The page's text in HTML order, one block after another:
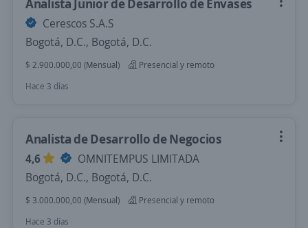
Analista Junior de Desarrollo de Envases
Cerescos S.A.S
Bogotá, D.C., Bogotá, D.C.
$ 2.900.000,00 (Mensual)
Presencial y remoto
Hace 3 días
Analista de Desarrollo de Negocios
4,6
OMNITEMPUS LIMITADA
Bogotá, D.C., Bogotá, D.C.
$ 3.000.000,00 (Mensual)
Presencial y remoto
Hace 3 días